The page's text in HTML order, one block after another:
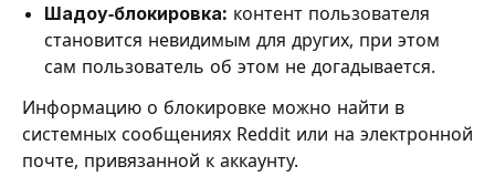
Шадоу-блокировка: контент пользователя
становится невидимым для других, при этом
сам пользователь об этом не догадывается.
Информацию о блокировке можно найти в
системных сообщениях Reddit или на электронной
почте, привязанной к аккаунту.